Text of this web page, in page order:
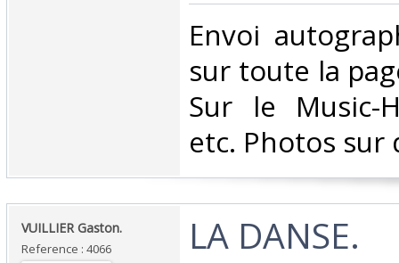
‎Envoi
sur toute la
Sur le Music-
etc. Photos sur
‎VUILLIER Gaston.‎
Reference : 4066
‎LA DANSE.‎